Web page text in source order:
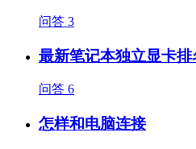
问答 3
最新笔记本独立显卡排
问答 6
怎样和电脑连接